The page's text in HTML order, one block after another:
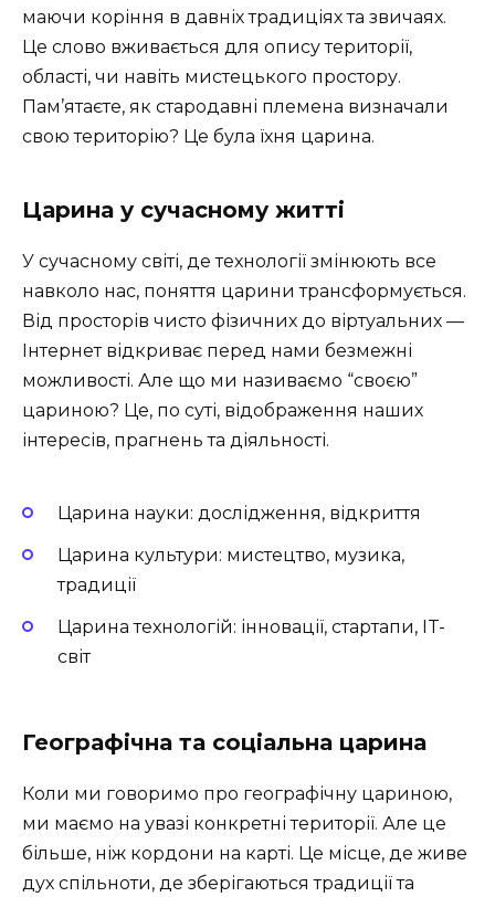
маючи коріння в давніх традиціях та звичаях.
Це слово вживається для опису території,
області, чи навіть мистецького простору.
Пам’ятаєте, як стародавні племена визначали
свою територію? Це була їхня царина.
Царина у сучасному житті
У сучасному світі, де технології змінюють все
навколо нас, поняття царини трансформується.
Від просторів чисто фізичних до віртуальних —
Інтернет відкриває перед нами безмежні
можливості. Але що ми називаємо “своєю”
цариною? Це, по суті, відображення наших
інтересів, прагнень та діяльності.
Царина науки: дослідження, відкриття
Царина культури: мистецтво, музика,
традиції
Царина технологій: інновації, стартапи, IT-
світ
Географічна та соціальна царина
Коли ми говоримо про географічну цариною,
ми маємо на увазі конкретні території. Але це
більше, ніж кордони на карті. Це місце, де живе
дух спільноти, де зберігаються традиції та